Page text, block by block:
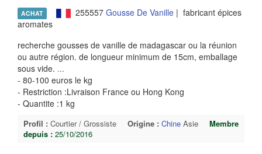
ACHAT 255557 Gousse De Vanille| fabricant épices
aromates
recherche gousses de vanille de madagascar ou la réunion
ou autre région. de longueur minimum de 15cm, emballage
sous vide. ...
- 80-100 euros le kg
- Restriction :Livraison France ou Hong Kong
- Quantite :1 kg
Profil : Courtier / Grossiste Origine : Chine Asie
Membre
depuis : 25/10/2016